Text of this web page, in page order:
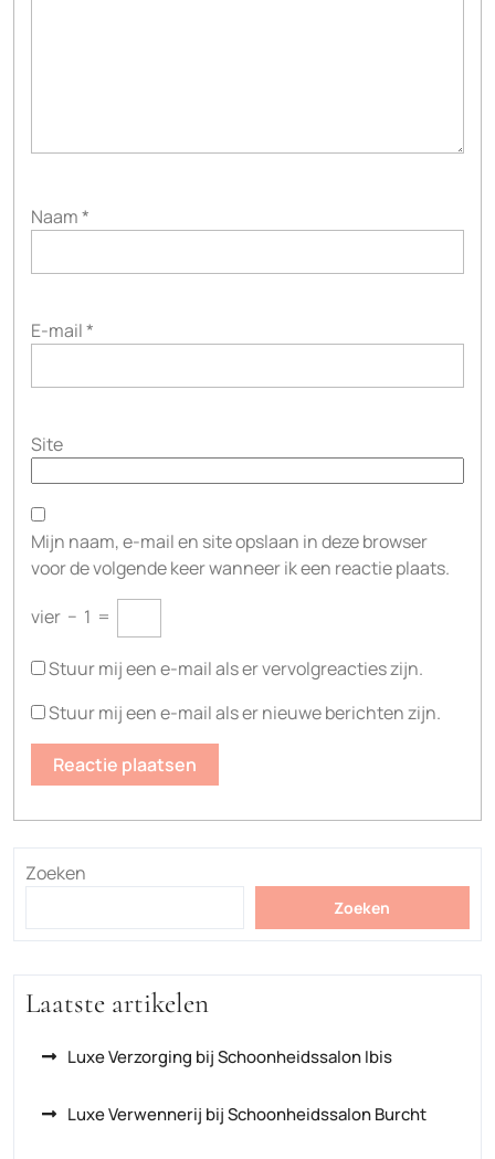
Naam*
E-mail*
Site
Mijn naam, e-mail en site opslaan in deze browser
voor de volgende keer wanneer ik een reactie plaats.
vier − 1 =
Stuur mij een e-mail als er vervolgreacties zijn.
Stuur mij een e-mail als er nieuwe berichten zijn.
Zoeken
Zoeken
Laatste artikelen
Luxe Verzorging bij Schoonheidssalon Ibis
Luxe Verwennerij bij Schoonheidssalon Burcht